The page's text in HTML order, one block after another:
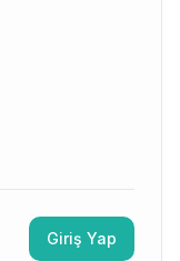
Giriş Yap